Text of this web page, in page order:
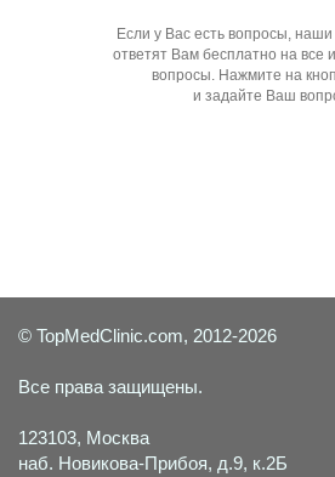
Если у Вас есть вопросы,
ответят Вам бесплатно на все
вопросы. Нажмите на
и задайте Ваш
© TopMedClinic.com, 2012-2026
Все права защищены.
123103, Москва
наб. Новикова-Прибоя, д.9, к.2Б